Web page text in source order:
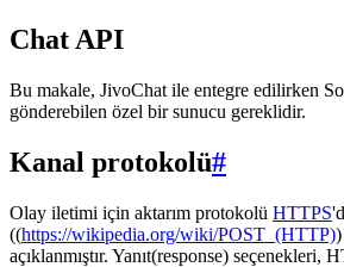
Chat API
Bu makale, JivoChat ile entegre edilirken
gönderebilen özel bir sunucu gereklidir.
Kanal protokolü#
Olay iletimi için aktarım protokolü HTTPS
((https://wikipedia.org/wiki/POST_(HTTP)
açıklanmıştır. Yanıt(response) seçenekleri,